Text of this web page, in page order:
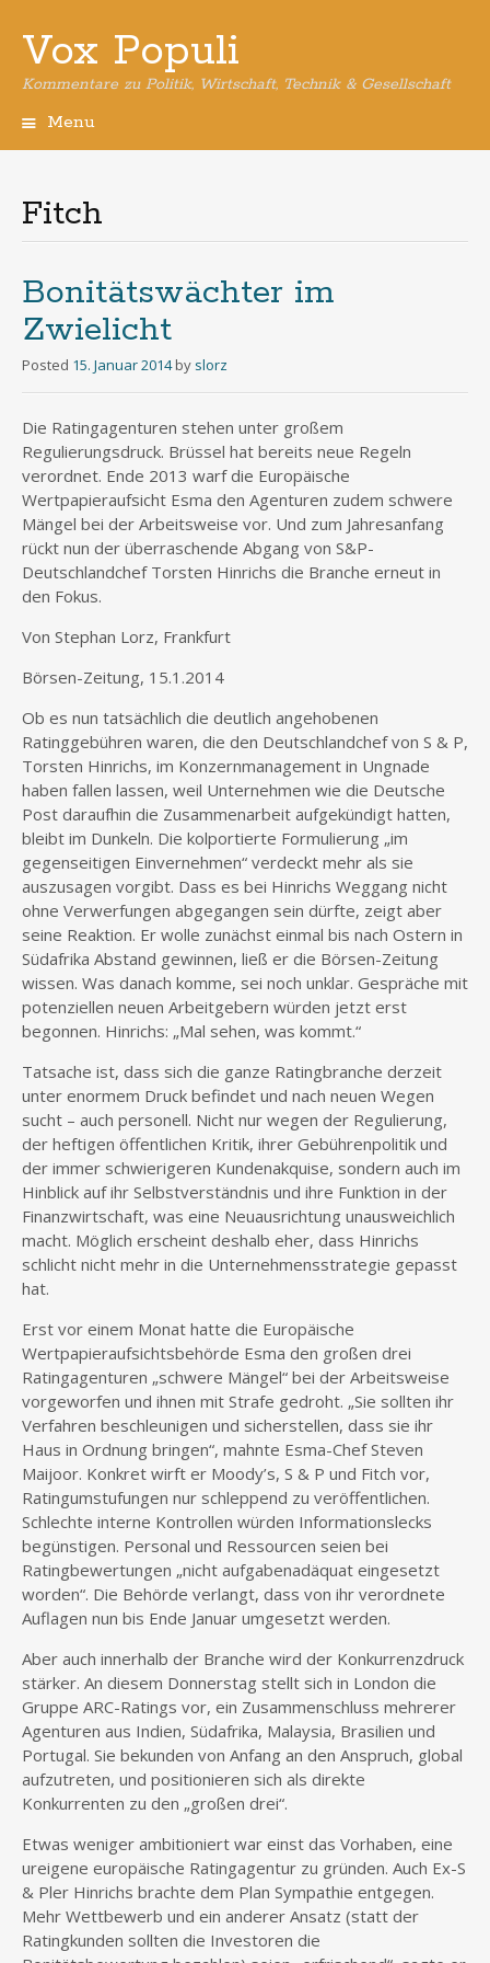
Vox Populi
Kommentare zu Politik, Wirtschaft, Technik & Gesellschaft
Menu
Fitch
Bonitätswächter im
Zwielicht
Posted 15. Januar 2014 by slorz
Die Ratingagenturen stehen unter großem
Regulierungsdruck. Brüssel hat bereits neue Regeln
verordnet. Ende 2013 warf die Europäische
Wertpapieraufsicht Esma den Agenturen zudem schwere
Mängel bei der Arbeitsweise vor. Und zum Jahresanfang
rückt nun der überraschende Abgang von S&P-
Deutschlandchef Torsten Hinrichs die Branche erneut in
den Fokus.
Von Stephan Lorz, Frankfurt
Börsen-Zeitung, 15.1.2014
Ob es nun tatsächlich die deutlich angehobenen
Ratinggebühren waren, die den Deutschlandchef von S & P,
Torsten Hinrichs, im Konzernmanagement in Ungnade
haben fallen lassen, weil Unternehmen wie die Deutsche
Post daraufhin die Zusammenarbeit aufgekündigt hatten,
bleibt im Dunkeln. Die kolportierte Formulierung „im
gegenseitigen Einvernehmen“ verdeckt mehr als sie
auszusagen vorgibt. Dass es bei Hinrichs Weggang nicht
ohne Verwerfungen abgegangen sein dürfte, zeigt aber
seine Reaktion. Er wolle zunächst einmal bis nach Ostern in
Südafrika Abstand gewinnen, ließ er die Börsen-Zeitung
wissen. Was danach komme, sei noch unklar. Gespräche mit
potenziellen neuen Arbeitgebern würden jetzt erst
begonnen. Hinrichs: „Mal sehen, was kommt.“
Tatsache ist, dass sich die ganze Ratingbranche derzeit
unter enormem Druck befindet und nach neuen Wegen
sucht – auch personell. Nicht nur wegen der Regulierung,
der heftigen öffentlichen Kritik, ihrer Gebührenpolitik und
der immer schwierigeren Kundenakquise, sondern auch im
Hinblick auf ihr Selbstverständnis und ihre Funktion in der
Finanzwirtschaft, was eine Neuausrichtung unausweichlich
macht. Möglich erscheint deshalb eher, dass Hinrichs
schlicht nicht mehr in die Unternehmensstrategie gepasst
hat.
Erst vor einem Monat hatte die Europäische
Wertpapieraufsichtsbehörde Esma den großen drei
Ratingagenturen „schwere Mängel“ bei der Arbeitsweise
vorgeworfen und ihnen mit Strafe gedroht. „Sie sollten ihr
Verfahren beschleunigen und sicherstellen, dass sie ihr
Haus in Ordnung bringen“, mahnte Esma-Chef Steven
Maijoor. Konkret wirft er Moody’s, S & P und Fitch vor,
Ratingumstufungen nur schleppend zu veröffentlichen.
Schlechte interne Kontrollen würden Informationslecks
begünstigen. Personal und Ressourcen seien bei
Ratingbewertungen „nicht aufgabenadäquat eingesetzt
worden“. Die Behörde verlangt, dass von ihr verordnete
Auflagen nun bis Ende Januar umgesetzt werden.
Aber auch innerhalb der Branche wird der Konkurrenzdruck
stärker. An diesem Donnerstag stellt sich in London die
Gruppe ARC-Ratings vor, ein Zusammenschluss mehrerer
Agenturen aus Indien, Südafrika, Malaysia, Brasilien und
Portugal. Sie bekunden von Anfang an den Anspruch, global
aufzutreten, und positionieren sich als direkte
Konkurrenten zu den „großen drei“.
Etwas weniger ambitioniert war einst das Vorhaben, eine
ureigene europäische Ratingagentur zu gründen. Auch Ex-S
& Pler Hinrichs brachte dem Plan Sympathie entgegen.
Mehr Wettbewerb und ein anderer Ansatz (statt der
Ratingkunden sollten die Investoren die